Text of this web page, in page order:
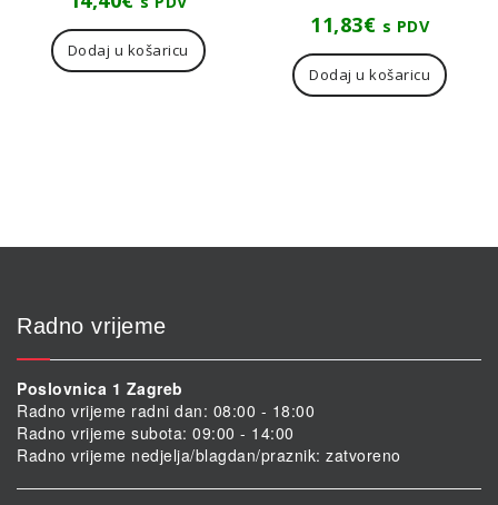
Dodaj u košaricu
11,83€ s PDV
Dodaj u košaricu
Radno vrijeme
Poslovnica 1 Zagreb
Radno vrijeme radni dan: 08:00 - 18:00
Radno vrijeme subota: 09:00 - 14:00
Radno vrijeme nedjelja/blagdan/praznik: zatvoreno